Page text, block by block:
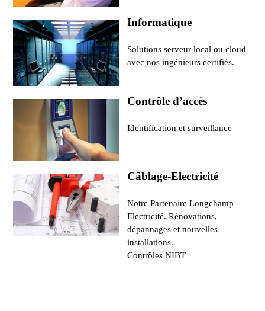
Informatique
Solutions serveur local ou cloud
avec nos ingénieurs certifiés.
Contrôle d’accès
Identification et surveillance
Câblage-Electricité
Notre Partenaire Longchamp
Electricité. Rénovations,
dépannages et nouvelles
installations.
Contrôles NIBT